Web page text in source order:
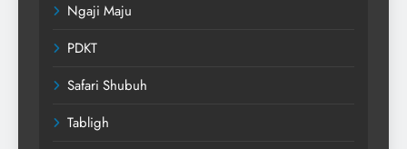
Ngaji Maju
PDKT
Safari Shubuh
Tabligh